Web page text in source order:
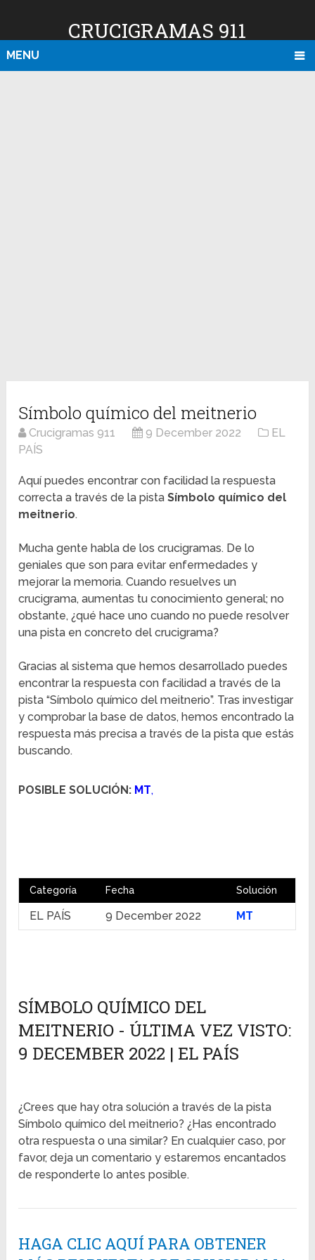
CRUCIGRAMAS 911
MENU
Símbolo químico del meitnerio
Crucigramas 911 9 December 2022
EL
PAÍS
Aquí puedes encontrar con facilidad la respuesta
correcta a través de la pistaSímbolo químico del
meitnerio.
Mucha gente habla de los crucigramas. De lo
geniales que son para evitar enfermedades y
mejorar la memoria. Cuando resuelves un
crucigrama, aumentas tu conocimiento general; no
obstante, ¿qué hace uno cuando no puede resolver
una pista en concreto del crucigrama?
Gracias al sistema que hemos desarrollado puedes
encontrar la respuesta con facilidad a través de la
pista “Símbolo químico del meitnerio”. Tras investigar
y comprobar la base de datos, hemos encontrado la
respuesta más precisa a través de la pista que estás
buscando.
POSIBLE SOLUCIÓN: MT,
Categoría Fecha Solución
EL PAÍS 9 December 2022 MT
SÍMBOLO QUÍMICO DEL
MEITNERIO - ÚLTIMA VEZ VISTO:
9 DECEMBER 2022 | EL PAÍS
¿Crees que hay otra solución a través de la pista
Símbolo químico del meitnerio? ¿Has encontrado
otra respuesta o una similar? En cualquier caso, por
favor, deja un comentario y estaremos encantados
de responderte lo antes posible.
HAGA CLIC AQUÍ PARA OBTENER